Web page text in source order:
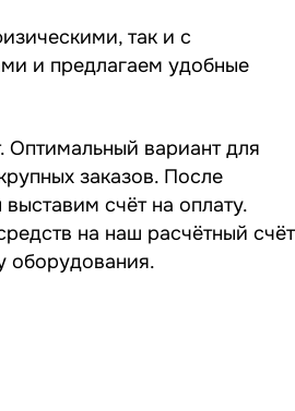
так и с
и предлагаем удобные
Оптимальный вариант для
заказов. После
счёт на оплату.
на наш расчётный счёт
оборудования.